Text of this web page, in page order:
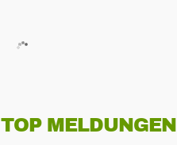
TOP MELDUNGEN